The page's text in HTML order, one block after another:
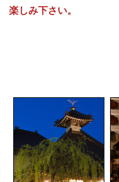
楽しみ下さい。